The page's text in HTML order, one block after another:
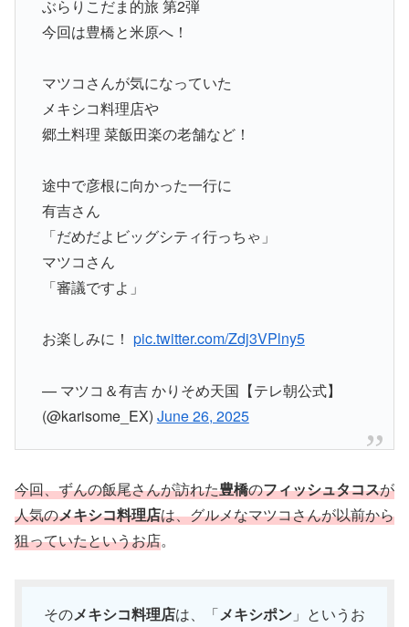
ぶらりこだま的旅 第2弾
今回は豊橋と米原へ！
マツコさんが気になっていた
メキシコ料理店や
郷土料理 菜飯田楽の老舗など！
途中で彦根に向かった一行に
有吉さん
「だめだよビッグシティ行っちゃ」
マツコさん
「審議ですよ」
お楽しみに！ pic.twitter.com/Zdj3VPlny5
— マツコ＆有吉 かりそめ天国【テレ朝公式】
(@karisome_EX) June 26, 2025
今回、ずんの飯尾さんが訪れた豊橋のフィッシュタコスが
人気のメキシコ料理店は、グルメなマツコさんが以前から
狙っていたというお店。
そのメキシコ料理店は、「メキシポン 」というお